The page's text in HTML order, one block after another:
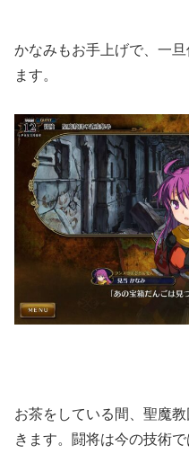
かなみもお手上げで、一
ます。
お茶をしている間、聖魔
きます。闘将は今の技術で